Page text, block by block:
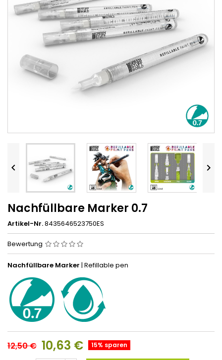
 
Nachfüllbare Marker 0.7
Artikel-Nr.8435646523750ES
Bewertung
Nachfüllbare Marker | Refillable pen
12,50 € 10,63 € 15% sparen